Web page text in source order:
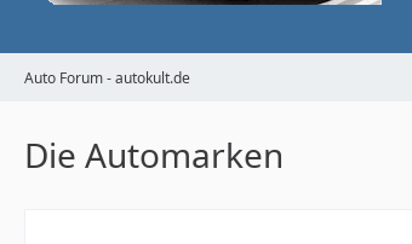
Auto Forum - autokult.de
Die Automarken